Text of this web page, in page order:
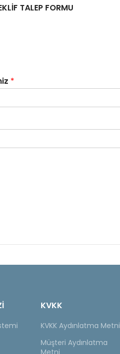
TALEP FORMU
*
KVKK
KVKK Aydınlatma Metni
Müşteri Aydınlatma
Metni